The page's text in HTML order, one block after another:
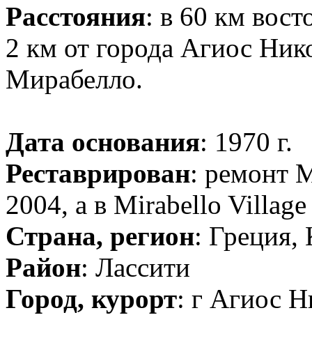
Расстояния: в 60 км
2 км от города Агиос
Мирабелло.
Дата основания: 1970 г.
Реставрирован: ремонт
2004, а в Mirabello Village
Страна, регион: Греция,
Район: Лассити
Город, курорт: г Агиос